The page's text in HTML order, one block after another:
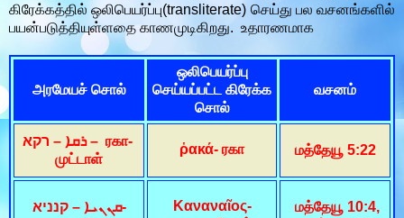
கிரேக்கத்தில் ஒலிபெயர்ப்பு(transliterate) செய்து பல வசனங்களில்
பயன்படுத்தியுள்ளதை காணமுடிகிறது. உதாரணமாக
அரமேயச் சொல்
ஒலிபெயர்ப்பு
செய்யப்பட்ட கிரேக்க
சொல்
வசனம்
ܪܩܐ – רקא – ரகா-
முட்டாள்
ῥακά- ரகா மத்தேயூ 5:22
ܩܢܢܝܐ – קנניא-
Καναναῖος-
மத்தேயூ 10:4,